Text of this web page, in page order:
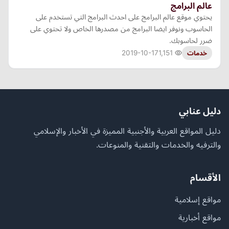
عالم البرامج
يحتوي موقع عالم البرامج على احدث البرامج التي تستخدم على
الحاسوب ونوفر ايضا البرامج من مصدرها الخاص ولا تحتوي على
ضرر لحاسوبك.
خدمات 2019-10-17
دليل عنابي
دليل المواقع العربية والأجنبية المميزة في الأخبار والإسلامي
والترفيه والخدمات والتقنية والمنوعات.
الأقسام
مواقع إسلامية
مواقع أخبارية